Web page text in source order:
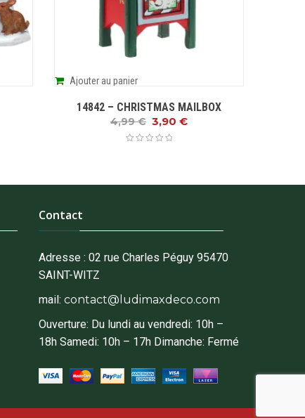
Ajouter au panier
14842 – CHRISTMAS MAILBOX
4,99€ 3,90 €
Contact
Adresse : 02 rue Charles Péguy 95470
SAINT-WITZ
mail: contact@ludimaxdeco.com
Ouverture: Du lundi au vendredi: 10h –
18h Samedi: 10h – 17h Dimanche: Fermé